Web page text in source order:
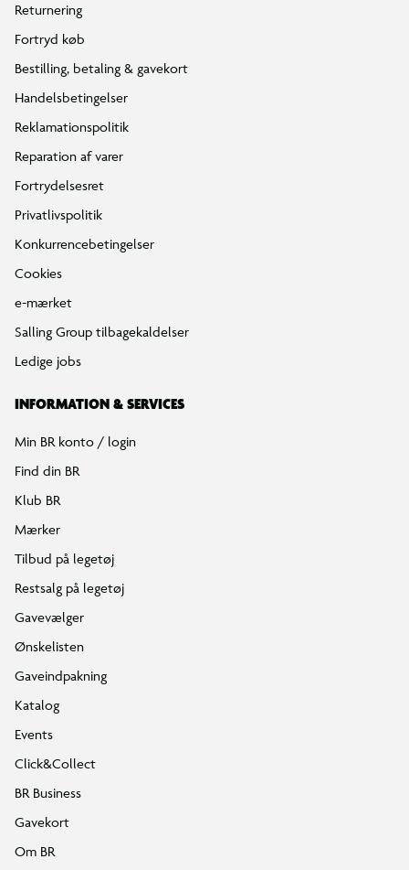
Returnering
Fortryd køb
Bestilling, betaling & gavekort
Handelsbetingelser
Reklamationspolitik
Reparation af varer
Fortrydelsesret
Privatlivspolitik
Konkurrencebetingelser
Cookies
e-mærket
Salling Group tilbagekaldelser
Ledige jobs
INFORMATION & SERVICES
Min BR konto / login
Find din BR
Klub BR
Mærker
Tilbud på legetøj
Restsalg på legetøj
Gavevælger
Ønskelisten
Gaveindpakning
Katalog
Events
Click&Collect
BR Business
Gavekort
Om BR